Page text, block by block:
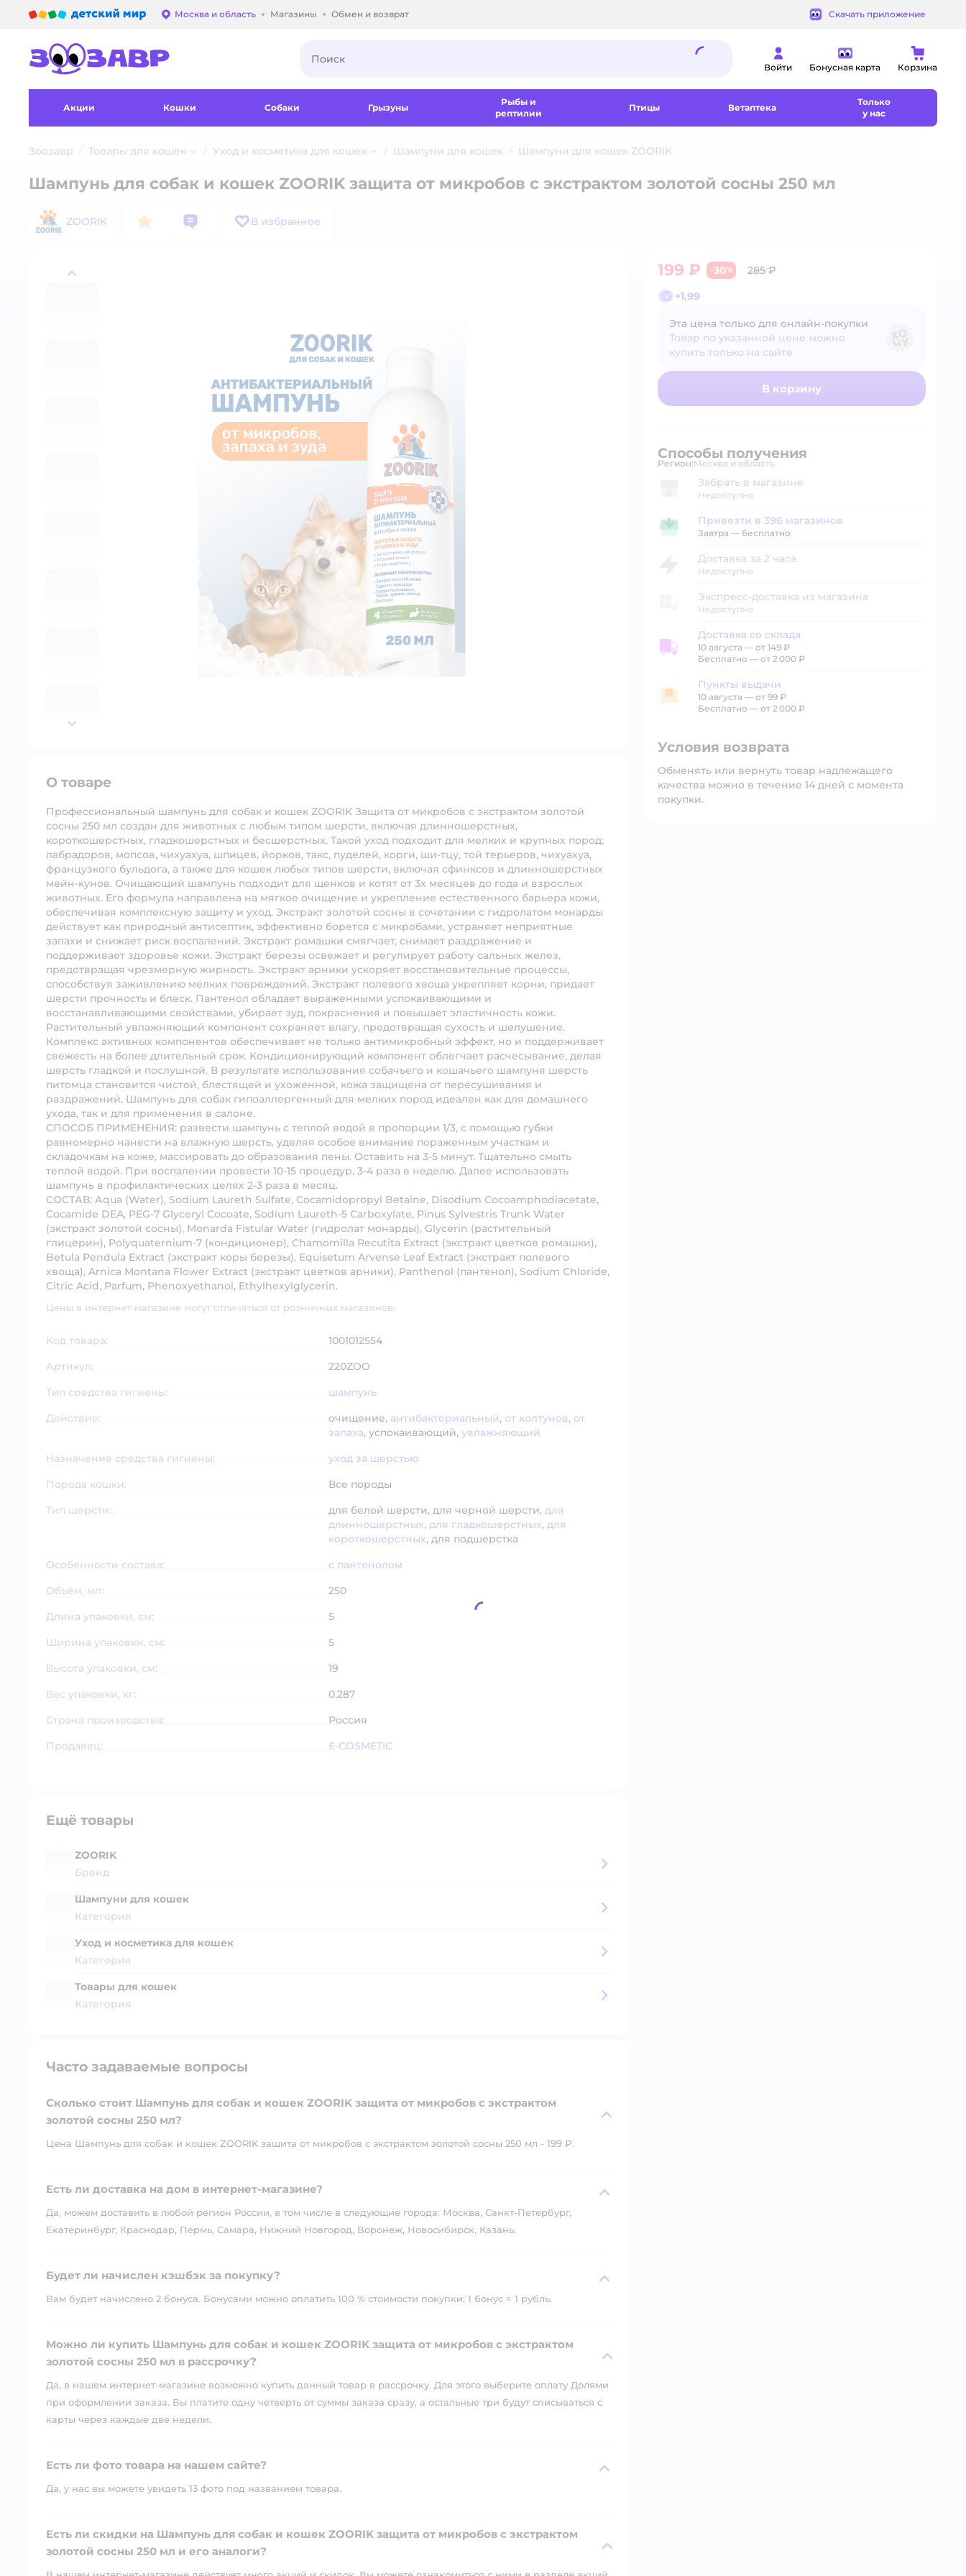
Выбор адреса доставки.
Москва и область Магазины Обмен и возврат Скачать приложение
Войти Бонусная карта Корзина
Акции Кошки Собаки Грызуны
Рыбы и
рептилии
Птицы Ветаптека
Только
у нас
Зоозавр Товары для кошек Уход и косметика для кошек Шампуни для кошек Шампуни для кошек ZOORIK
назад
далее
Шампунь для собак и кошек ZOORIK защита от микробов с экстрактом золотой сосны 250 мл
ZOORIK В избранное
199 ₽ −30%
285 ₽
+1,99
Эта цена только для онлайн‑покупки
Товар по указанной цене можно
купить только на сайте
В корзину
Способы получения
Регион: Выбор адреса доставки.
Москва и область
Забрать в магазине
Недоступно
Привезти в магазин
Привезти в 396 магазинов
Завтра — бесплатно
Доставка за 2 часа
Недоступно
Экспресс-доставка из магазина
Недоступно
Доставка со склада
Доставка со склада
10 августа — от 149 ₽
Бесплатно — от 2 000 ₽
Пункты выдачи
Пункты выдачи
10 августа — от 99 ₽
Бесплатно — от 2 000 ₽
Условия возврата
Обменять или вернуть товар надлежащего
качества можно в течение 14 дней с момента
покупки.
О товаре
Профессиональный шампунь для собак и кошек ZOORIK Защита от микробов с экстрактом золотой
сосны 250 мл создан для животных с любым типом шерсти, включая длинношерстных,
короткошерстных, гладкошерстных и бесшерстных. Такой уход подходит для мелких и крупных пород:
лабрадоров, мопсов, чихуахуа, шпицев, йорков, такс, пуделей, корги, ши-тцу, той терьеров, чихуахуа,
французкого бульдога, а также для кошек любых типов шерсти, включая сфинксов и длинношерстных
мейн-кунов. Очищающий шампунь подходит для щенков и котят от 3х месяцев до года и взрослых
животных. Его формула направлена на мягкое очищение и укрепление естественного барьера кожи,
обеспечивая комплексную защиту и уход. Экстракт золотой сосны в сочетании с гидролатом монарды
действует как природный антисептик, эффективно борется с микробами, устраняет неприятные
запахи и снижает риск воспалений. Экстракт ромашки смягчает, снимает раздражение и
поддерживает здоровье кожи. Экстракт березы освежает и регулирует работу сальных желез,
предотвращая чрезмерную жирность. Экстракт арники ускоряет восстановительные процессы,
способствуя заживлению мелких повреждений. Экстракт полевого хвоща укрепляет корни, придает
шерсти прочность и блеск. Пантенол обладает выраженными успокаивающими и
восстанавливающими свойствами, убирает зуд, покраснения и повышает эластичность кожи.
Растительный увлажняющий компонент сохраняет влагу, предотвращая сухость и шелушение.
Комплекс активных компонентов обеспечивает не только антимикробный эффект, но и поддерживает
свежесть на более длительный срок. Кондиционирующий компонент облегчает расчесывание, делая
шерсть гладкой и послушной. В результате использования собачьего и кошачьего шампуня шерсть
питомца становится чистой, блестящей и ухоженной, кожа защищена от пересушивания и
раздражений. Шампунь для собак гипоаллергенный для мелких пород идеален как для домашнего
ухода, так и для применения в салоне.
СПОСОБ ПРИМЕНЕНИЯ: развести шампунь с теплой водой в пропорции 1/3, с помощью губки
равномерно нанести на влажную шерсть, уделяя особое внимание пораженным участкам и
складочкам на коже, массировать до образования пены. Оставить на 3-5 минут. Тщательно смыть
теплой водой. При воспалении провести 10-15 процедур, 3-4 раза в неделю. Далее использовать
шампунь в профилактических целях 2-3 раза в месяц.
СОСТАВ: Аqua (Water), Sodium Laureth Sulfate, Cocamidopropyl Betaine, Disodium Cocoamphodiacetate,
Cocamide DEA, PEG-7 Glyceryl Cocoate, Sodium Laureth-5 Carboxylate, Pinus Sylvestris Trunk Water
(экстракт золотой сосны), Monarda Fistular Water (гидролат монарды), Glycerin (растительный
глицерин), Polyquaternium-7 (кондиционер), Chamomilla Recutita Extract (экстракт цветков ромашки),
Betula Pendula Extract (экстракт коры березы), Equisetum Arvense Leaf Extract (экстракт полевого
хвоща), Arnica Montana Flower Extract (экстракт цветков арники), Panthenol (пантенол), Sodium Chloride,
Citric Acid, Parfum, Phenoxyethanol, Ethylhexylglycerin.
Цены в интернет-магазине могут отличаться от розничных магазинов.
Код товара:
1001012554
Артикул:
220ZOO
Тип средства гигиены:
шампунь
Действие:
очищение, антибактериальный, от колтунов, от
запаха, успокаивающий, увлажняющий
Назначение средства гигиены:
уход за шерстью
Порода кошки:
Все породы
Тип шерсти:
для белой шерсти, для черной шерсти, для
длинношерстных, для гладкошерстных, для
короткошерстных, для подшерстка
Особенности состава:
с пантенолом
Объём, мл:
250
Длина упаковки, см:
5
Ширина упаковки, см:
5
Высота упаковки, см:
19
Вес упаковки, кг:
0.287
Страна производства:
Россия
Продавец:
E-COSMETIC
Ещё товары
ZOORIK
Бренд
Шампуни для кошек
Категория
Уход и косметика для кошек
Категория
Товары для кошек
Категория
Часто задаваемые вопросы
Сколько стоит Шампунь для собак и кошек ZOORIK защита от микробов с экстрактом
золотой сосны 250 мл?
Цена Шампунь для собак и кошек ZOORIK защита от микробов с экстрактом золотой сосны 250 мл - 199 ₽.
Есть ли доставка на дом в интернет-магазине?
Да, можем доставить в любой регион России, в том числе в следующие города: Москва, Санкт-Петербург,
Екатеринбург, Краснодар, Пермь, Самара, Нижний Новгород, Воронеж, Новосибирск, Казань.
Будет ли начислен кэшбэк за покупку?
Вам будет начислено 2 бонуса. Бонусами можно оплатить 100 % стоимости покупки: 1 бонус = 1 рубль.
Можно ли купить Шампунь для собак и кошек ZOORIK защита от микробов с экстрактом
золотой сосны 250 мл в рассрочку?
Да, в нашем интернет-магазине возможно купить данный товар в рассрочку. Для этого выберите оплату Долями
при оформлении заказа. Вы платите одну четверть от суммы заказа сразу, а остальные три будут списываться с
карты через каждые две недели.
Есть ли фото товара на нашем сайте?
Да, у нас вы можете увидеть 13 фото под названием товара.
Есть ли скидки на Шампунь для собак и кошек ZOORIK защита от микробов с экстрактом
золотой сосны 250 мл и его аналоги?